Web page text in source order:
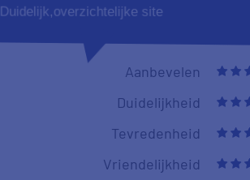
Duidelijk,overzichtelijke site
Aanbevelen
Duidelijkheid
Tevredenheid
Vriendelijkheid